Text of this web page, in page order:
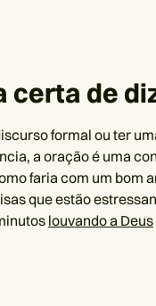
certa de
formal ou ter
a oração é uma
faria com um bom
que estão
louvando a Deus